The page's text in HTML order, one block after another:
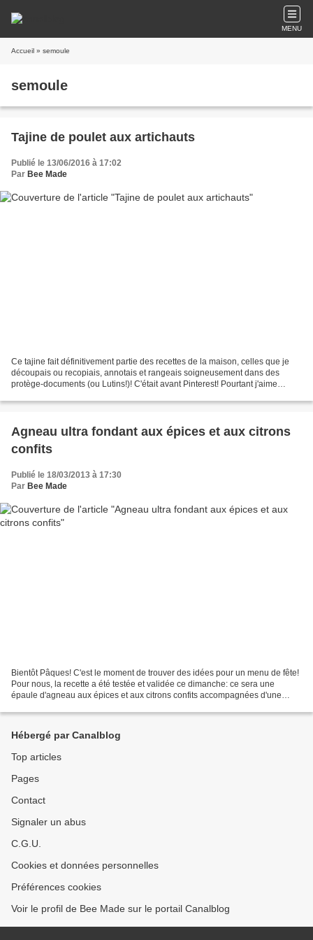
MENU
Accueil » semoule
semoule
Tajine de poulet aux artichauts
Publié le 13/06/2016 à 17:02
Par Bee Made
Ce tajine fait définitivement partie des recettes de la maison, celles que je
découpais ou recopiais, annotais et rangeais soigneusement dans des
protège-documents (ou Lutins!)! C'était avant Pinterest! Pourtant j'aime
Agneau ultra fondant aux épices et aux citrons
confits
Publié le 18/03/2013 à 17:30
Par Bee Made
Bientôt Pâques! C'est le moment de trouver des idées pour un menu de fête!
Pour nous, la recette a été testée et validée ce dimanche: ce sera une
épaule d'agneau aux épices et aux citrons confits accompagnées d'une
Hébergé par Canalblog
Top articles
Pages
Contact
Signaler un abus
C.G.U.
Cookies et données personnelles
Préférences cookies
Voir le profil de Bee Made sur le portail Canalblog